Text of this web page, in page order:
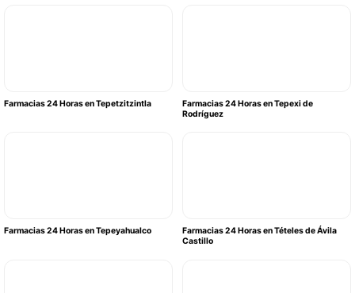
Farmacias 24 Horas en Tepetzitzintla
Farmacias 24 Horas en Tepexi de
Rodríguez
Farmacias 24 Horas en Tepeyahualco
Farmacias 24 Horas en Tételes de Ávila
Castillo